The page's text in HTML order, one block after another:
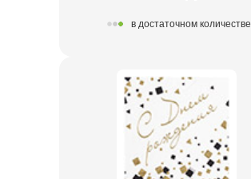
в достаточном количестве